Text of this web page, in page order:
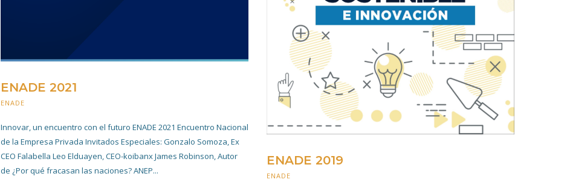
ENADE 2021
ENADE
Innovar, un encuentro con el futuro ENADE 2021 Encuentro Nacional
de la Empresa Privada Invitados Especiales: Gonzalo Somoza, Ex
CEO Falabella Leo Elduayen, CEO-koibanx James Robinson, Autor
de ¿Por qué fracasan las naciones? ANEP...
ENADE 2019
ENADE